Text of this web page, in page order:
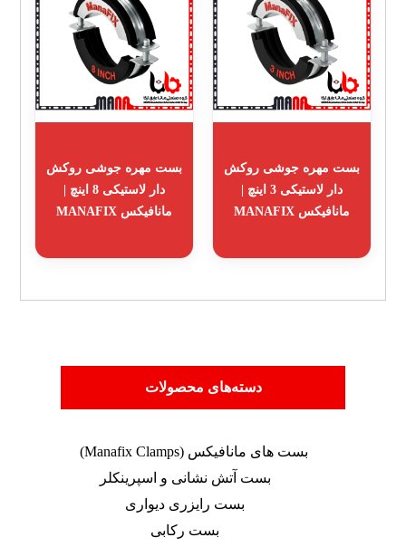
بست مهره جوشی روکش
دار لاستیکی 3 اینچ |
مانافیکس MANAFIX
بست مهره جوشی روکش
دار لاستیکی 8 اینچ |
مانافیکس MANAFIX
دسته‌های محصولات
بست های مانافیکس (Manafix Clamps)
بست آتش نشانی و اسپرینکلر
بست رایزری دیواری
بست رکابی